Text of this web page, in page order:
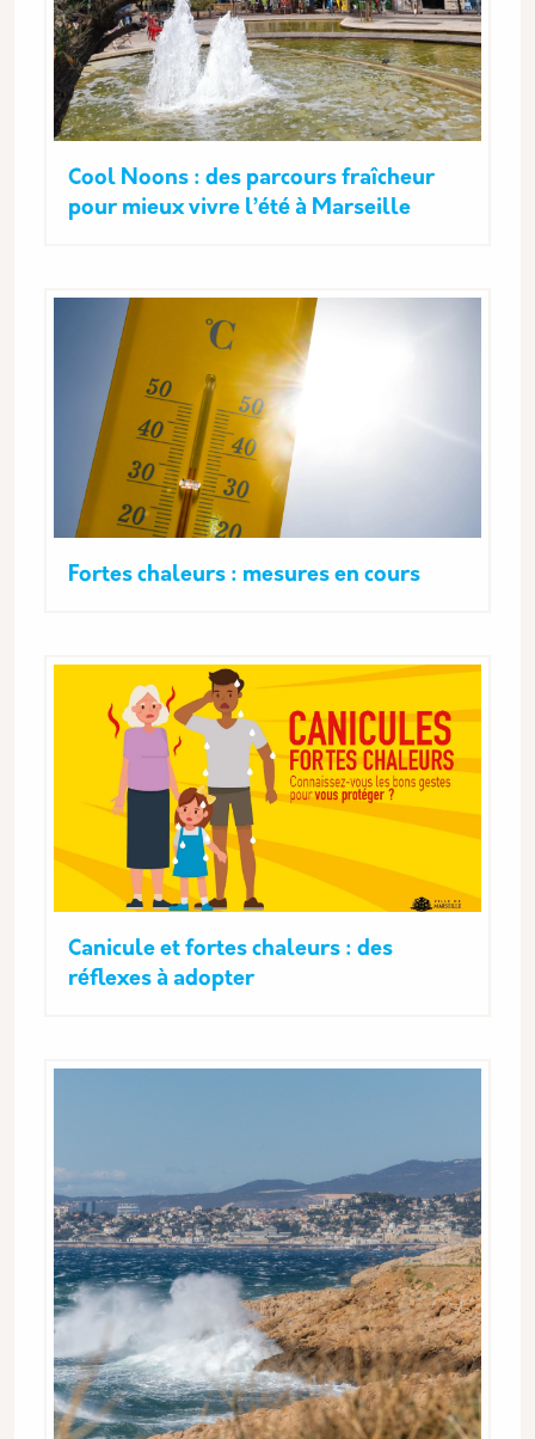
Cool Noons : des parcours fraîcheur
pour mieux vivre l’été à Marseille
Fortes chaleurs : mesures en cours
Canicule et fortes chaleurs : des
réflexes à adopter